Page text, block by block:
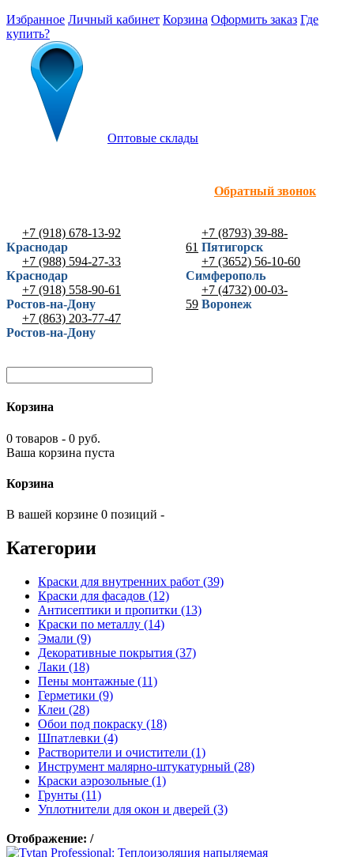
Избранное Личный кабинет Корзина Оформить заказ Где
купить?
Оптовые склады
Обратный звонок
+7 (918) 678-13-92
Краснодар
+7 (988) 594-27-33
Краснодар
+7 (918) 558-90-61
Ростов-на-Дону
+7 (863) 203-77-47
Ростов-на-Дону
+7 (8793) 39-88-
61 Пятигорск
+7 (3652) 56-10-60
Симферополь
+7 (4732) 00-03-
59 Воронеж
Корзина
0 товаров - 0 руб.
Ваша корзина пуста
Корзина
В вашей корзине 0 позиций -
Категории
Краски для внутренних работ (39)
Краски для фасадов (12)
Антисептики и пропитки (13)
Краски по металлу (14)
Эмали (9)
Декоративные покрытия (37)
Лаки (18)
Пены монтажные (11)
Герметики (9)
Клеи (28)
Обои под покраску (18)
Шпатлевки (4)
Растворители и очистители (1)
Инструмент малярно-штукатурный (28)
Краски аэрозольные (1)
Грунты (11)
Уплотнители для окон и дверей (3)
Отображение: /